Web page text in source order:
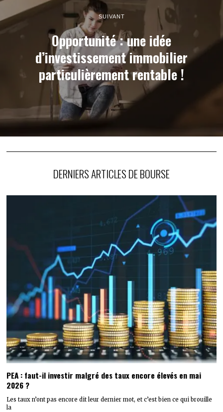
SUIVANT
Opportunité : une idée
d’investissement immobilier
particulièrement rentable !
DERNIERS ARTICLES DE BOURSE
PEA : faut-il investir malgré des taux encore élevés en mai
2026 ?
Les taux n’ont pas encore dit leur dernier mot, et c’est bien ce qui brouille
la